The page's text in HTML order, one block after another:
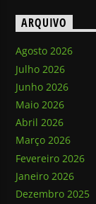
ARQUIVO
Agosto 2026
Julho 2026
Junho 2026
Maio 2026
Abril 2026
Março 2026
Fevereiro 2026
Janeiro 2026
Dezembro 2025